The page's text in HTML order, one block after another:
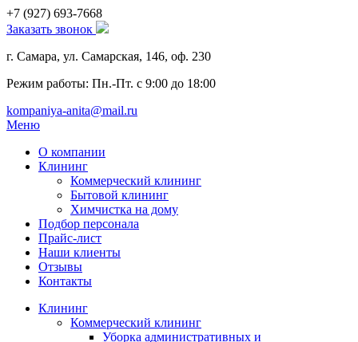
+7 (927) 693-7668
Заказать звонок
г. Самара, ул. Самарская, 146, оф. 230
Режим работы: Пн.-Пт. с 9:00 до 18:00
kompaniya-anita@mail.ru
Меню
О компании
Клининг
Коммерческий клининг
Бытовой клининг
Химчистка на дому
Подбор персонала
Прайс-лист
Наши клиенты
Отзывы
Контакты
Клининг
Коммерческий клининг
Уборка административных и